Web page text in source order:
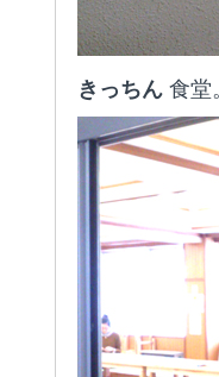
きっちん 食堂